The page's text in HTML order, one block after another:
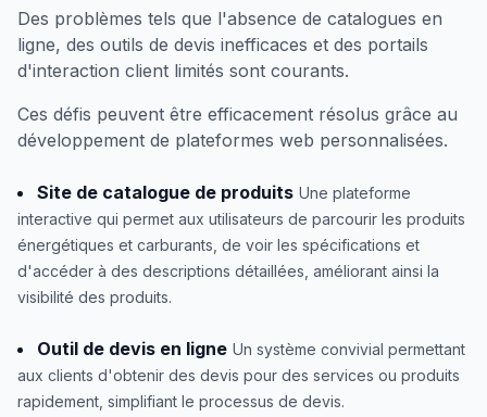
Des problèmes tels que l'absence de catalogues en
ligne, des outils de devis inefficaces et des portails
d'interaction client limités sont courants.
Ces défis peuvent être efficacement résolus grâce au
développement de plateformes web personnalisées.
Site de catalogue de produits Une plateforme
interactive qui permet aux utilisateurs de parcourir les produits
énergétiques et carburants, de voir les spécifications et
d'accéder à des descriptions détaillées, améliorant ainsi la
visibilité des produits.
Outil de devis en ligne Un système convivial permettant
aux clients d'obtenir des devis pour des services ou produits
rapidement, simplifiant le processus de devis.